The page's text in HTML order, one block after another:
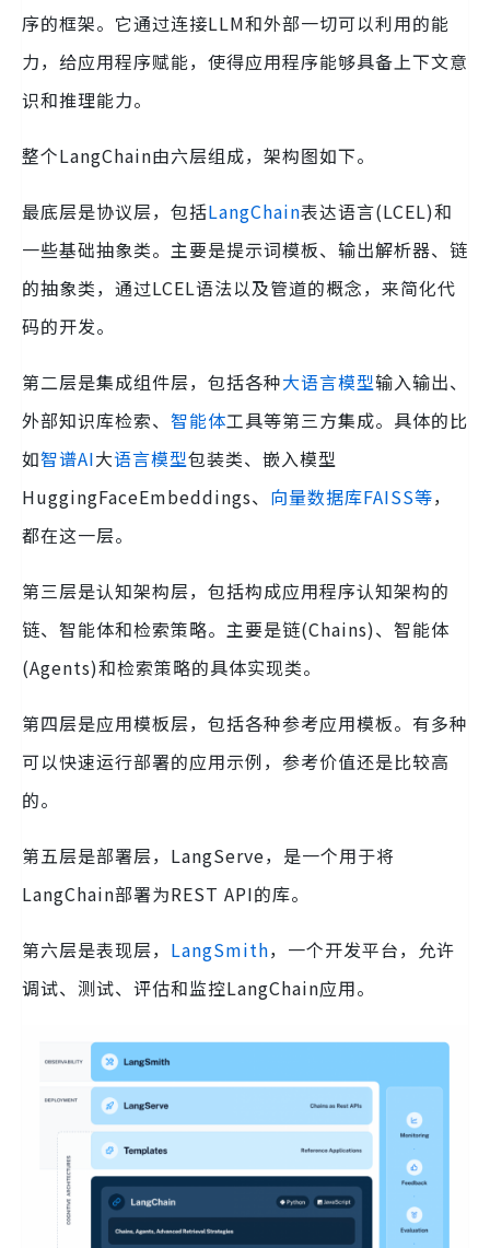
序的框架。它通过连接LLM和外部一切可以利用的能
力，给应用程序赋能，使得应用程序能够具备上下文意
识和推理能力。
整个LangChain由六层组成，架构图如下。
最底层是协议层，包括LangChain表达语言(LCEL)和
一些基础抽象类。主要是提示词模板、输出解析器、链
的抽象类，通过LCEL语法以及管道的概念，来简化代
码的开发。
第二层是集成组件层，包括各种大语言模型输入输出、
外部知识库检索、 智能体工具等第三方集成。具体的比
如智谱AI大语言模型包装类、嵌入模型
HuggingFaceEmbeddings、 向量数据库FAISS等，
都在这一层。
第三层是认知架构层，包括构成应用程序认知架构的
链、智能体和检索策略。主要是链(Chains)、智能体
(Agents)和检索策略的具体实现类。
第四层是应用模板层，包括各种参考应用模板。有多种
可以快速运行部署的应用示例，参考价值还是比较高
的。
第五层是部署层，LangServe，是一个用于将
LangChain部署为REST API的库。
第六层是表现层， LangSmith，一个开发平台，允许
调试、测试、评估和监控LangChain应用。